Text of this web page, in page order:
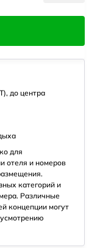
до центра
для
отеля и номеров
категорий и
Различные
концепции могут